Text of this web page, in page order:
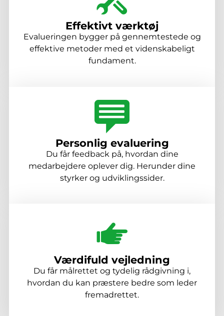
Effektivt værktøj
Evalueringen bygger på gennemtestede og
effektive metoder med et videnskabeligt
fundament.
Personlig evaluering
Du får feedback på, hvordan dine
medarbejdere oplever dig. Herunder dine
styrker og udviklingssider.
Værdifuld vejledning
Du får målrettet og tydelig rådgivning i,
hvordan du kan præstere bedre som leder
fremadrettet.